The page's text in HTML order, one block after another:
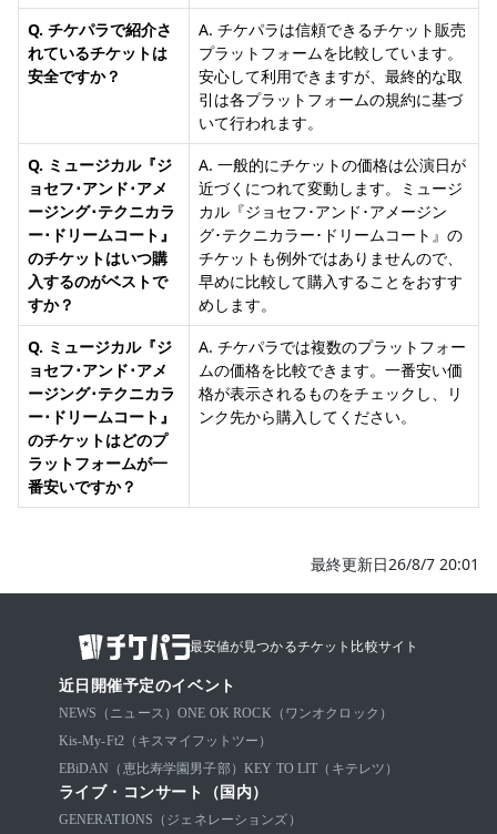
Q. チケパラで紹介さ
れているチケットは
安全ですか？
A. チケパラは信頼できるチケット販売
プラットフォームを比較しています。
安心して利用できますが、最終的な取
引は各プラットフォームの規約に基づ
いて行われます。
Q. ミュージカル『ジ
ョセフ･アンド･アメ
ージング･テクニカラ
ー･ドリームコート』
のチケットはいつ購
入するのがベストで
すか？
A. 一般的にチケットの価格は公演日が
近づくにつれて変動します。ミュージ
カル『ジョセフ･アンド･アメージン
グ･テクニカラー･ドリームコート』の
チケットも例外ではありませんので、
早めに比較して購入することをおすす
めします。
Q. ミュージカル『ジ
ョセフ･アンド･アメ
ージング･テクニカラ
ー･ドリームコート』
のチケットはどのプ
ラットフォームが一
番安いですか？
A. チケパラでは複数のプラットフォー
ムの価格を比較できます。一番安い価
格が表示されるものをチェックし、リ
ンク先から購入してください。
最終更新日26/8/7 20:01
最安値が見つかるチケット比較サイト
近日開催予定のイベント
NEWS（ニュース） ONE OK ROCK（ワンオクロック）
Kis-My-Ft2（キスマイフットツー）
EBiDAN（恵比寿学園男子部） KEY TO LIT（キテレツ）
ライブ・コンサート（国内）
GENERATIONS（ジェネレーションズ）